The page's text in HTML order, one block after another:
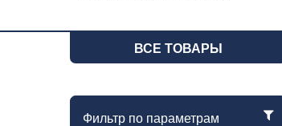
ВСЕ ТОВАРЫ
Фильтр по параметрам